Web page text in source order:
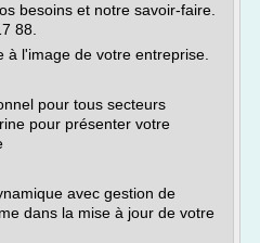
besoins et notre savoir-faire.
88.
à l'image de votre entreprise.
pour tous secteurs
pour présenter votre
avec gestion de
dans la mise à jour de votre